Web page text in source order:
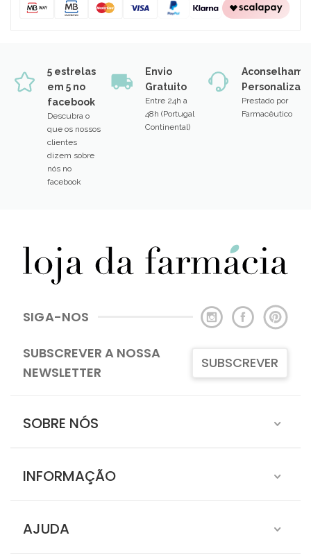
5 estrelas
em 5 no
facebook
Descubra o
que os nossos
clientes
dizem sobre
nós no
facebook
Envio
Gratuito
Entre 24h a
48h (Portugal
Continental)
Prestado por
Farmacêutico
SIGA-NOS
SUBSCREVER A NOSSA
NEWSLETTER
SUBSCREVER
SOBRE NÓS
INFORMAÇÃO
AJUDA